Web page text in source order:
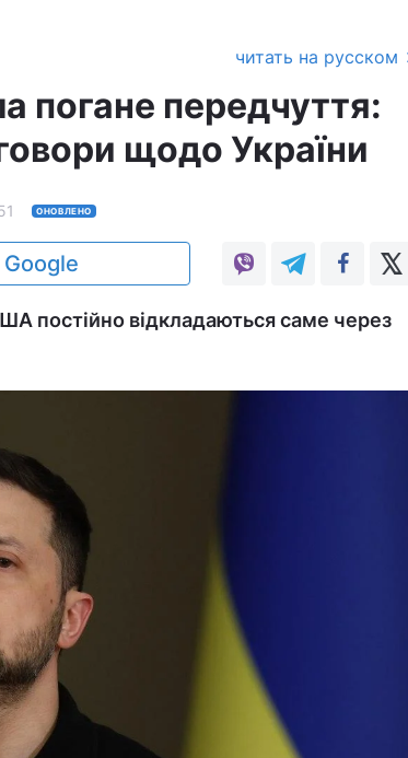
читать на русском
погане передчуття:
щодо України
ОНОВЛЕНО
Google
постійно відкладаються саме через